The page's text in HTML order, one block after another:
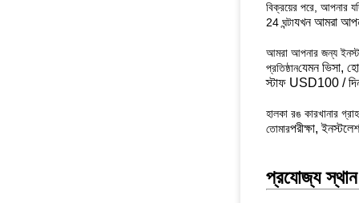
বিক্রয়ের পরে, আপনার
24 ঘন্টাযখন আমরা
আমরা আপনার জন্য
প্রতিষ্ঠানযেমন ভিসা,
স্টাফ USD100 /
হালকা রঙ কারখানার
তোমারপরীক্ষা,
প্রযোজ্য